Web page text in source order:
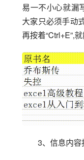
易一不小心就漏
大家只必须手动
再按着“Ctrl+E”,
3、信息内容